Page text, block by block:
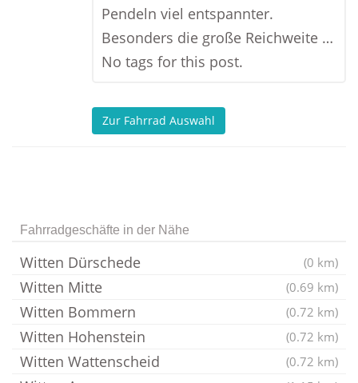
Pendeln viel entspannter.
Besonders die große Reichweite …
No tags for this post.
Zur Fahrrad Auswahl
Fahrradgeschäfte in der Nähe
Witten Dürschede (0 km)
Witten Mitte (0.69 km)
Witten Bommern (0.72 km)
Witten Hohenstein (0.72 km)
Witten Wattenscheid (0.72 km)